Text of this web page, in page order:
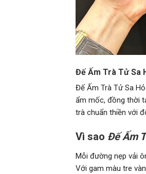
Đế Ấm Trà Tử Sa
Đế Ấm Trà Tử Sa
ẩm mốc, đồng thời
trà chuẩn thiền với
Vì sao Đế Ấm
Mỗi đường nẹp vải
Với gam màu tre